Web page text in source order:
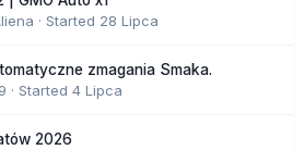
· Started 28 Lipca
zmagania Smaka.
· Started 4 Lipca
2026